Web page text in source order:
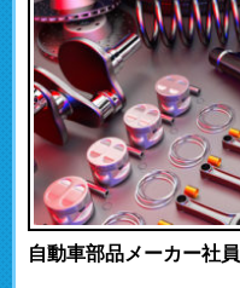
自動車部品メーカー社員